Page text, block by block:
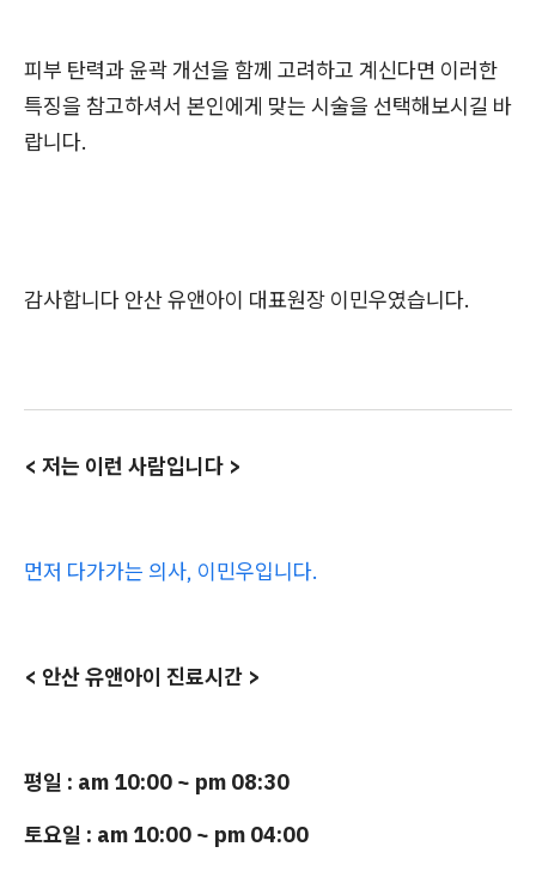
피부 탄력과 윤곽 개선을 함께 고려하고 계신다면 이러한
특징을 참고하셔서 본인에게 맞는 시술을 선택해보시길 바
랍니다.
감사합니다 안산 유앤아이 대표원장 이민우였습니다.
< 저는 이런 사람입니다 >
먼저 다가가는 의사, 이민우입니다.
< 안산 유앤아이 진료시간 >
평일 : am 10:00 ~ pm 08:30
토요일 : am 10:00 ~ pm 04:00